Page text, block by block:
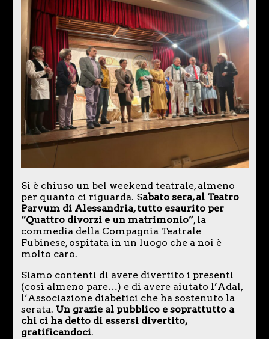
Si è chiuso un bel weekend teatrale, almeno
per quanto ci riguarda. Sabato sera, al Teatro
Parvum di Alessandria, tutto esaurito per
“Quattro divorzi e un matrimonio”, la
commedia della Compagnia Teatrale
Fubinese, ospitata in un luogo che a noi è
molto caro.
Siamo contenti di avere divertito i presenti
(così almeno pare…) e di avere aiutato l’Adal,
l’Associazione diabetici che ha sostenuto la
serata. Un grazie al pubblico e soprattutto a
chi ci ha detto di essersi divertito,
gratificandoci.